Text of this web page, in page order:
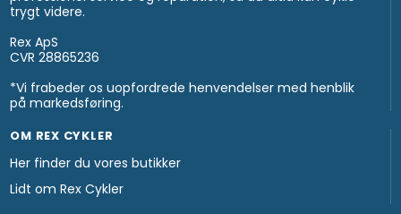
trygt videre.
Rex ApS
CVR 28865236
*Vi frabeder os uopfordrede henvendelser med henblik
på markedsføring.
OM REX CYKLER
Her finder du vores butikker
Lidt om Rex Cykler